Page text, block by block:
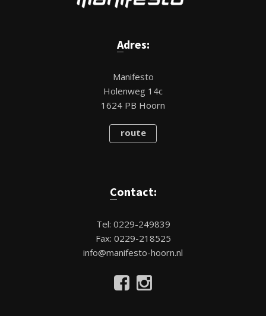
Adres:
Manifesto
Holenweg 14c
1624 PB Hoorn
route
Contact:
Tel: 0229-249839
Fax: 0229-218525
info@manifesto-hoorn.nl